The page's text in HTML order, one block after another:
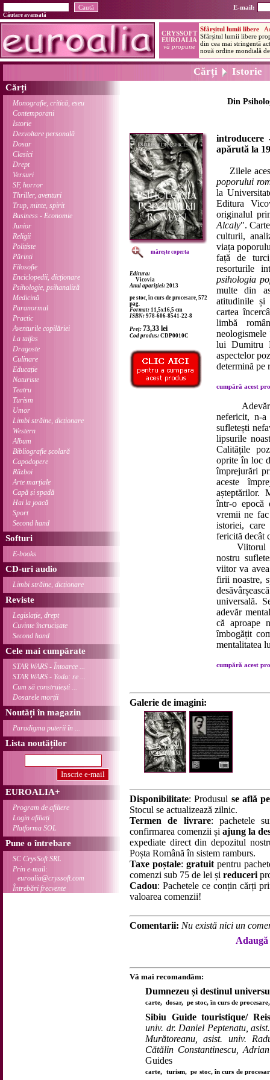
E-mail:
Căutare avansată
Cărți Istorie
Cărți
Monografie, critică, eseu
Contemporani
Istorie
Dezvoltare personală
Dosar
Clasici
Drept
Versuri
SF, horror
Thriller, aventuri
Trup, minte, spirit
Business - Economie
Junior
Religii
Polițiste
Părinți
Filosofie
Enciclopedii, dicționare
Psihologie, psihanaliză
Medicină
Paranormal
Practic
Aventurile copilăriei
La taifas
Dragoste
Culinare
Educație
Naturiste
Teatru
Turism
Umor
Limbi străine, dicționare
Western
Album
Bibliografie școlară
Capodopere
Război
Arte marțiale
Capă și spadă
Hai la joacă
Sport
Second hand
Softuri
E-books
CD-uri audio
Limbi străine, dicționare
Reviste
Legislație, drept
Cuvinte încrucișate
Second hand
Cele mai cumpărate
STAR WARS - Întoarce ...
STAR WARS - Yoda: re ...
Cum să construiești ...
Dosarele morții
Noutăți în magazin
Paradigma puterii în ...
Lista noutăților
EUROALIA+
Program de afiliere
Login afiliați
Platforma SOL
Pune o întrebare
SC CrysSoft SRL
Prin e-mail:
euroalia@cryssoft.com
Întrebări frecvente
Din
mărește coperta
Editura:
Vicovia
Anul apariției: 2013
pe stoc, în curs de procesare, 572
pag.
Format: 11,5x16,5 cm
ISBN: 978-606-8541-22-8
Preț: 73,33 lei
Cod produs: CDP0010C
introducere
apărută la
Zilele
poporului
la
Editura
originalul
Alcaly".
culturii,
viața
față de
resorturile
psihologia
multe din
atitudinile și
cartea
limbă
lui Dumitru
aspectelor
determină pe
cumpără acest
Adevărul
nefericit, n-
sufletești
lipsurile
Calitățile
oprite în loc
împrejurări
aceste
așteptărilor.
într-o epocă
vremii ne
istoriei, care
fericită decât
Viitorul
nostru
viitor va
firii noastre,
universală.
adevăr
că aproape
îmbogățit
mentalitatea
cumpără acest
Galerie de imagini:
Disponibilitate: Produsul se află
Stocul se actualizează zilnic.
Termen de livrare: pachetele
confirmarea comenzii șiajung la
expediate direct din depozitul
Poșta Română în sistem ramburs.
Taxe poștale: gratuitpentru
comenzi sub 75 de lei și reduceri
Cadou: Pachetele ce conțin cărți
valoarea comenzii!
Comentarii: Nu există nici un
Vă mai recomandăm:
Dumnezeu și destinul
carte, dosar, pe stoc, în curs de
Sibiu Guide touristique/
univ. dr. Daniel Peptenatu,
Murătoreanu, asist. univ.
Cătălin Constantinescu,
Guides
carte, turism, pe stoc, în curs de